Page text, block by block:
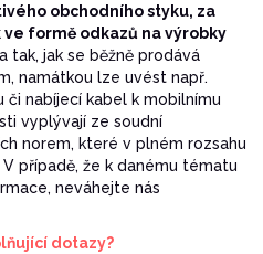
obchodního styku, za
formě odkazů na výrobky
tak, jak se běžně prodává
namátkou lze uvést např.
nabíjecí kabel k mobilnímu
vyplývají ze soudní
norem, které v plném rozsahu
případě, že k danému tématu
neváhejte nás
dotazy?